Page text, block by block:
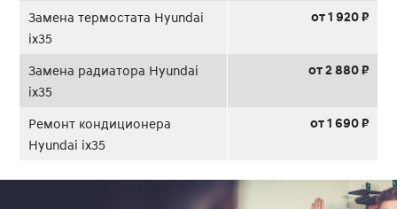
Замена термостата Hyundai
ix35
от 1 920 ₽
Замена радиатора Hyundai
ix35
от 2 880 ₽
Ремонт кондиционера
Hyundai ix35
от 1 690 ₽